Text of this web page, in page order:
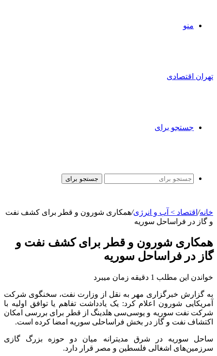
منو
تهران اقتصادی
جستجو برای
جستجو برای
خانه/ اقتصاد > آب و انرژی/همکاری شورون و قطر برای کشف نفت
و گاز در فراساحل سوریه
همکاری شورون و قطر برای کشف نفت و
گاز در فراساحل سوریه
خواندن این مطلب 1 دقیقه زمان میبرد
به گزارش خبرگزاری مهر به نقل از وزارت نفت، سخنگوی شرکت
آمریکایی شورون اعلام کرد: یک یادداشت تفاهم یا توافق اولیه با
شرکت نفت سوریه و یوسی‌سی هلدینگ از قطر برای بررسی امکان
اکتشاف نفت و گاز در بخش فراساحلی سوریه امضا کرده است.
ساحل سوریه در شرق مدیترانه میان دو حوزه بزرگ گازی
سرزمین‌های اشغالی فلسطین و مصر قرار دارد.